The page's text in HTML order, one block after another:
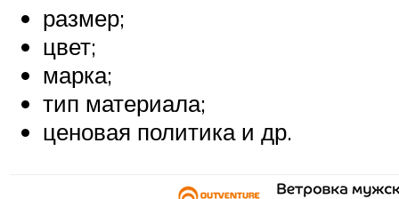
размер;
цвет;
марка;
тип материала;
ценовая политика и др.